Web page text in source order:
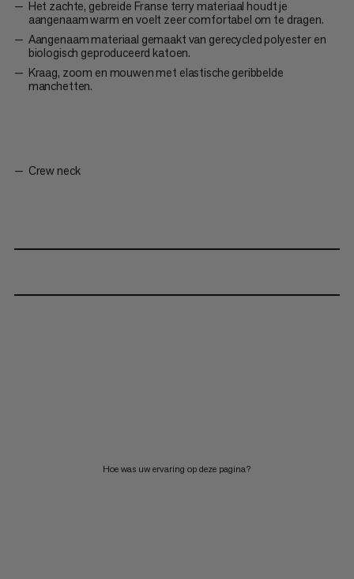
Het zachte, gebreide Franse terry materiaal houdt je
aangenaam warm en voelt zeer comfortabel om te dragen.
Aangenaam materiaal gemaakt van gerecycled polyester en
biologisch geproduceerd katoen.
Kraag, zoom en mouwen met elastische geribbelde
manchetten.
Crew neck
Hoe was uw ervaring op deze pagina?